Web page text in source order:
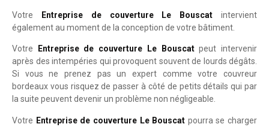
Votre Entreprise de couverture Le Bouscat intervient
également au moment de la conception de votre bâtiment.
Votre Entreprise de couverture Le Bouscatpeut intervenir
après des intempéries qui provoquent souvent de lourds dégâts.
Si vous ne prenez pas un expert comme votre couvreur
bordeaux vous risquez de passer à côté de petits détails qui par
la suite peuvent devenir un problème non négligeable.
Votre Entreprise de couverture Le Bouscat pourra se charger